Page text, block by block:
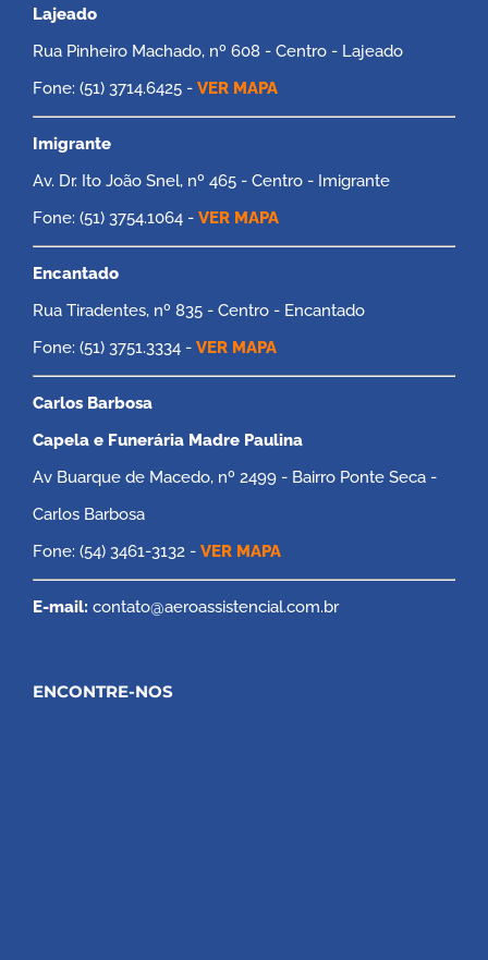
Lajeado
Rua Pinheiro Machado, nº 608 - Centro - Lajeado
Fone: (51) 3714.6425 - VER MAPA
Imigrante
Av. Dr. Ito João Snel, nº 465 - Centro - Imigrante
Fone: (51) 3754.1064 - VER MAPA
Encantado
Rua Tiradentes, nº 835 - Centro - Encantado
Fone: (51) 3751.3334 - VER MAPA
Carlos Barbosa
Capela e Funerária Madre Paulina
Av Buarque de Macedo, nº 2499 - Bairro Ponte Seca -
Carlos Barbosa
Fone: (54) 3461-3132 - VER MAPA
E-mail: contato@aeroassistencial.com.br
ENCONTRE-NOS